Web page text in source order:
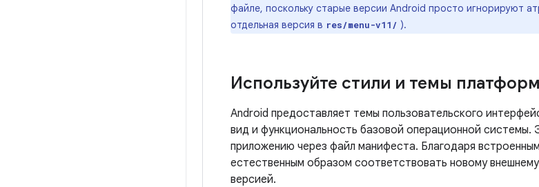
файле, поскольку старые версии Android просто игнорируют
отдельная версия в res/menu-v11/ ).
Используйте стили и темы
Android предоставляет темы пользовательского
вид и функциональность базовой операционной
приложению через файл манифеста. Благодаря
естественным образом соответствовать новому
версией.